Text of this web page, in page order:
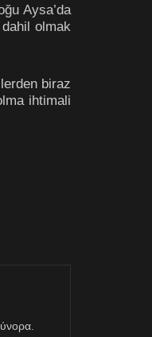
Aysa’da
olmak
biraz
ihtimali